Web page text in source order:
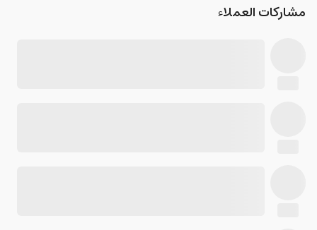
مشاركات العملاء